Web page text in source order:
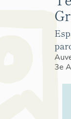
3e